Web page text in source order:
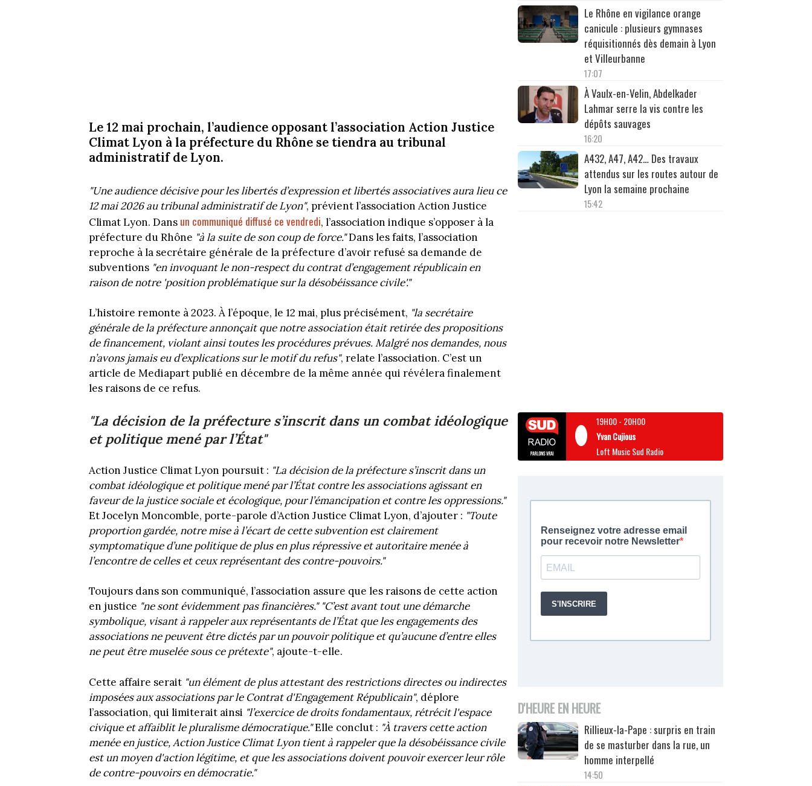
Le 12 mai prochain, l’audience opposant l’association Action Justice
Climat Lyon à la préfecture du Rhône se tiendra au tribunal
administratif de Lyon.
"Une audience décisive pour les libertés d’expression et libertés associatives aura lieu ce
12 mai 2026 au tribunal administratif de Lyon", prévient l’association Action Justice
Climat Lyon. Dans un communiqué diffusé ce vendredi, l’association indique s’opposer à la
préfecture du Rhône "à la suite de son coup de force."Dans les faits, l’association
reproche à la secrétaire générale de la préfecture d’avoir refusé sa demande de
subventions "en invoquant le non-respect du contrat d’engagement républicain en
raison de notre 'position problématique sur la désobéissance civile'."
L’histoire remonte à 2023. À l’époque, le 12 mai, plus précisément, "la secrétaire
générale de la préfecture annonçait que notre association était retirée des propositions
de financement, violant ainsi toutes les procédures prévues. Malgré nos demandes, nous
n’avons jamais eu d’explications sur le motif du refus", relate l’association. C’est un
article de Mediapart publié en décembre de la même année qui révélera finalement
les raisons de ce refus.
"La décision de la préfecture s’inscrit dans un combat idéologique
et politique mené par l’État"
Action Justice Climat Lyon poursuit : "La décision de la préfecture s’inscrit dans un
combat idéologique et politique mené par l’État contre les associations agissant en
faveur de la justice sociale et écologique, pour l’émancipation et contre les oppressions."
Et Jocelyn Moncomble, porte-parole d’Action Justice Climat Lyon, d’ajouter : "Toute
proportion gardée, notre mise à l’écart de cette subvention est clairement
symptomatique d’une politique de plus en plus répressive et autoritaire menée à
l’encontre de celles et ceux représentant des contre-pouvoirs."
Toujours dans son communiqué, l’association assure que les raisons de cette action
en justice "ne sont évidemment pas financières." "C’est avant tout une démarche
symbolique, visant à rappeler aux représentants de l’État que les engagements des
associations ne peuvent être dictés par un pouvoir politique et qu’aucune d’entre elles
ne peut être muselée sous ce prétexte", ajoute-t-elle.
Cette affaire serait "un élément de plus attestant des restrictions directes ou indirectes
imposées aux associations par le Contrat d'Engagement Républicain", déplore
l’association, qui limiterait ainsi "l’exercice de droits fondamentaux, rétrécit l'espace
civique et affaiblit le pluralisme démocratique."Elle conclut : "À travers cette action
menée en justice, Action Justice Climat Lyon tient à rappeler que la désobéissance civile
est un moyen d'action légitime, et que les associations doivent pouvoir exercer leur rôle
de contre-pouvoirs en démocratie."
Le Rhône en vigilance orange
canicule : plusieurs gymnases
réquisitionnés dès demain à Lyon
et Villeurbanne
17:07
À Vaulx-en-Velin, Abdelkader
Lahmar serre la vis contre les
dépôts sauvages
16:20
A432, A47, A42… Des travaux
attendus sur les routes autour de
Lyon la semaine prochaine
15:42
19H00- 20H00
Yvan Cujious
Loft Music Sud Radio
D'HEURE EN HEURE
Rillieux-la-Pape : surpris en train
de se masturber dans la rue, un
homme interpellé
14:50